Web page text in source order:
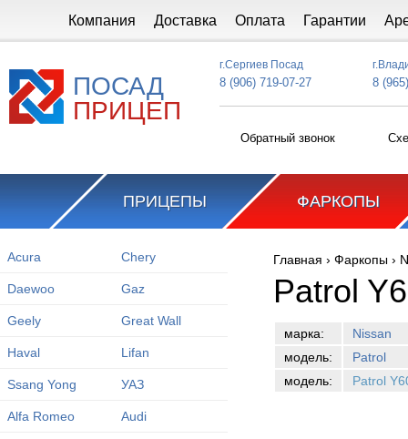
Компания Доставка Оплата Гарантии
ПОСАД
ПРИЦЕП
г.Сергиев Посад
8 (906) 719-07-27 8
Обратный звонок
ПРИЦЕПЫ ФАРКОПЫ
Acura Chery
Daewoo Gaz
Geely Great Wall
Haval Lifan
Ssang Yong УАЗ
Alfa Romeo Audi
Вы здесь
Главная › Фаркопы ›
Patrol
марка:
Nissan
модель:
Patrol
модель:
Patrol